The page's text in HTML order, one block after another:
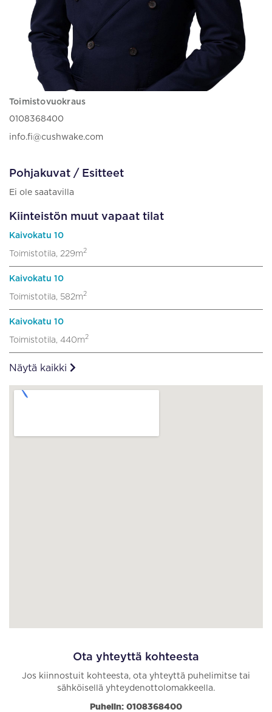
Toimistovuokraus
0108368400
info.fi@cushwake.com
Pohjakuvat / Esitteet
Ei ole saatavilla
Kiinteistön muut vapaat tilat
Kaivokatu 10
Toimistotila, 229m2
Kaivokatu 10
Toimistotila, 582m2
Kaivokatu 10
Toimistotila, 440m2
Näytä kaikki
Ota yhteyttä kohteesta
Jos kiinnostuit kohteesta, ota yhteyttä puhelimitse tai
sähköisellä yhteydenottolomakkeella.
Puhelin: 0108368400